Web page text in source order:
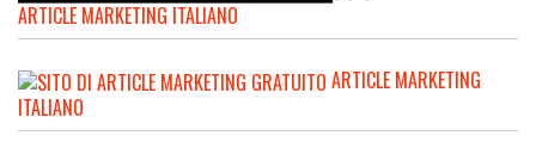
ARTICLE MARKETING ITALIANO
ARTICLE MARKETING
ITALIANO